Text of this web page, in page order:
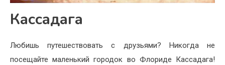
Кассадага
Любишь путешествовать с друзьями? Никогда не
посещайте маленький городок во Флориде Кассадага!